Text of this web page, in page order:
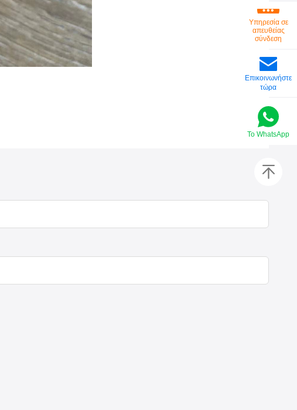
Υπηρεσία σε
απευθείας
σύνδεση
Επικοινωνήστε
τώρα
Το WhatsApp